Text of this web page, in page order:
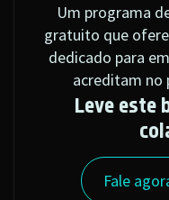
Um programa
gratuito que
dedicado para
acreditam no
Leve este
Fale